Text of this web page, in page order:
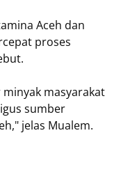
Aceh dan
proses
masyarakat
sumber
jelas Mualem.